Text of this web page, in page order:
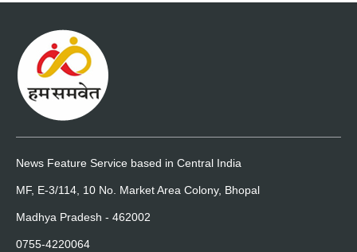
News Feature Service based in Central India
MF, E-3/114, 10 No. Market Area Colony, Bhopal
Madhya Pradesh - 462002
0755-4220064